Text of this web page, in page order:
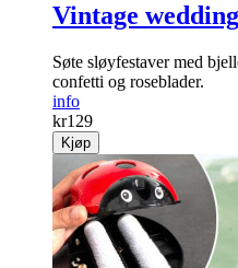
Vintage
Søte sløyfestaver med
confetti og roseblader.
info
kr129
Kjøp